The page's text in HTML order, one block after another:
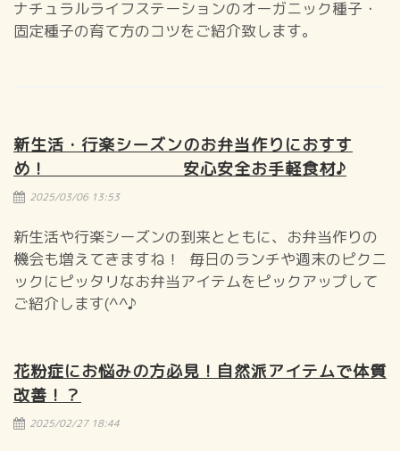
ナチュラルライフステーションのオーガニック種子・
固定種子の育て方のコツをご紹介致します。
新生活・行楽シーズンのお弁当作りにおすす
め！ 安心安全お手軽食材♪
2025/03/06 13:53
新生活や行楽シーズンの到来とともに、お弁当作りの
機会も増えてきますね！ 毎日のランチや週末のピクニ
ックにピッタリなお弁当アイテムをピックアップして
ご紹介します(^^♪
花粉症にお悩みの方必見！自然派アイテムで体質
改善！？
2025/02/27 18:44